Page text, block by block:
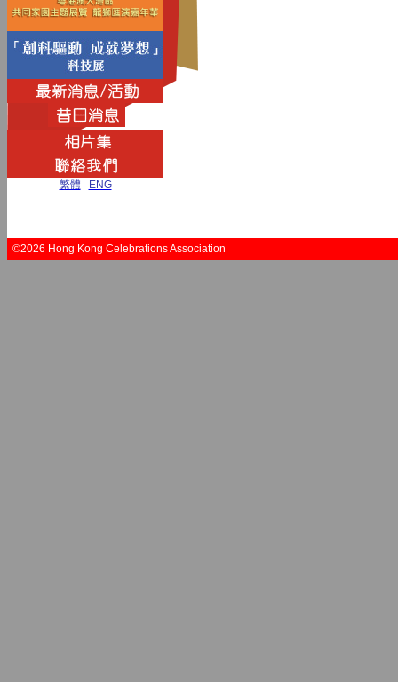
繁體 ENG
©2026 Hong Kong Celebrations Association